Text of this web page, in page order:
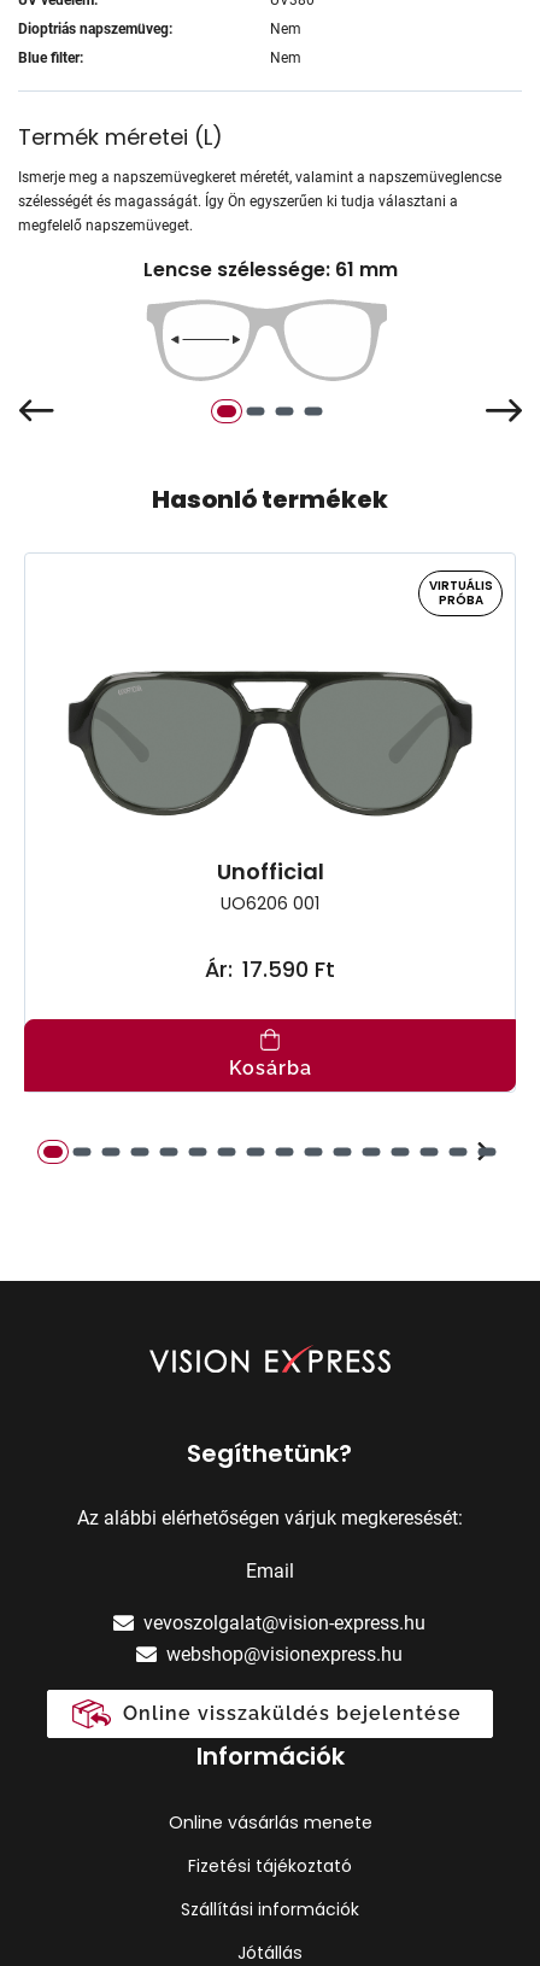
Dioptriás napszemüveg:
Nem
Blue filter:
Nem
Termék méretei (L)
Ismerje meg a napszemüvegkeret méretét, valamint a napszemüveglencse
szélességét és magasságát. Így Ön egyszerűen ki tudja választani a
megfelelő napszemüveget.
Lencse szélessége: 61 mm
Hasonló termékek
VIRTUÁLIS
PRÓBA
Unofficial
UO6206 001
Ár: 17.590 Ft
Kosárba
Segíthetünk?
Az alábbi elérhetőségen várjuk megkeresését:
Email
vevoszolgalat@vision-express.hu
webshop@visionexpress.hu
Online visszaküldés bejelentése
Információk
Online vásárlás menete
Fizetési tájékoztató
Szállítási információk
Jótállás